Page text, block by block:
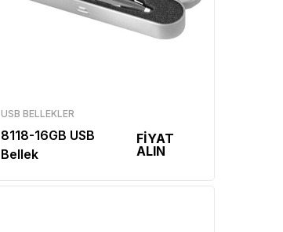
USB BELLEKLER
8118-16GB USB
Bellek
FİYAT
ALIN